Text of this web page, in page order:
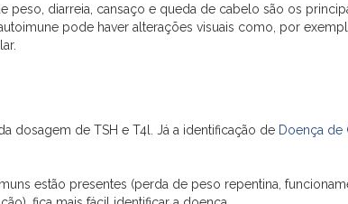
peso, diarreia, cansaço e queda de cabelo são os
pode haver alterações visuais como, por
dosagem de TSH e T4l. Já a identificação de Doença de
estão presentes (perda de peso repentina,